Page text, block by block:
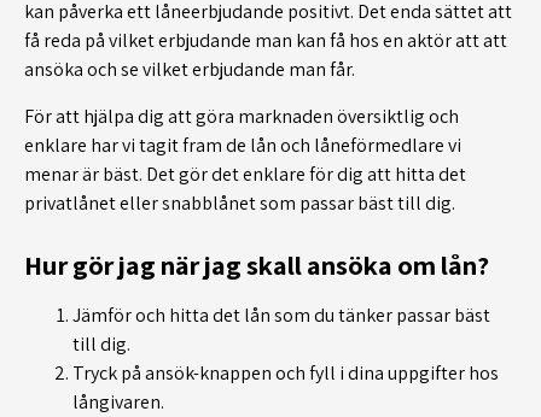
kan påverka ett låneerbjudande positivt. Det enda sättet att
få reda på vilket erbjudande man kan få hos en aktör att att
ansöka och se vilket erbjudande man får.
För att hjälpa dig att göra marknaden översiktlig och
enklare har vi tagit fram de lån och låneförmedlare vi
menar är bäst. Det gör det enklare för dig att hitta det
privatlånet eller snabblånet som passar bäst till dig.
Hur gör jag när jag skall ansöka om lån?
Jämför och hitta det lån som du tänker passar bäst
till dig.
Tryck på ansök-knappen och fyll i dina uppgifter hos
långivaren.